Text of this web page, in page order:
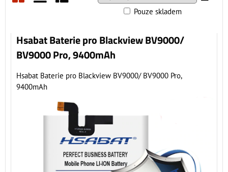
Pouze skladem
Hsabat Baterie pro Blackview BV9000/
BV9000 Pro, 9400mAh
Hsabat Baterie pro Blackview BV9000/ BV9000 Pro,
9400mAh